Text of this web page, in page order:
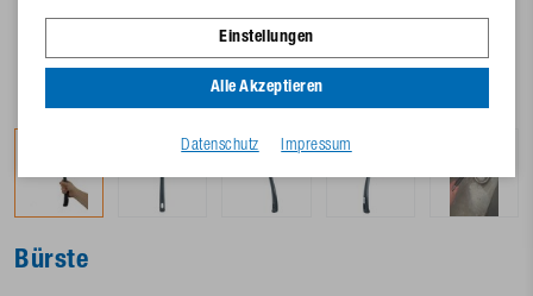
Bürste
Einstellungen
Alle Akzeptieren
Datenschutz Impressum